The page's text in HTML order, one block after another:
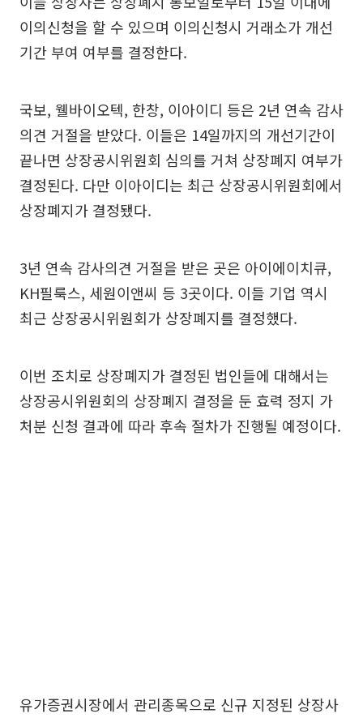
이의신청을 할 수 있으며 이의신청시 거래소가 개선
기간 부여 여부를 결정한다.
국보, 웰바이오텍, 한창, 이아이디 등은 2년 연속 감사
의견 거절을 받았다. 이들은 14일까지의 개선기간이
끝나면 상장공시위원회 심의를 거쳐 상장폐지 여부가
결정된다. 다만 이아이디는 최근 상장공시위원회에서
상장폐지가 결정됐다.
3년 연속 감사의견 거절을 받은 곳은 아이에이치큐,
KH필룩스, 세원이앤씨 등 3곳이다. 이들 기업 역시
최근 상장공시위원회가 상장폐지를 결정했다.
이번 조치로 상장폐지가 결정된 법인들에 대해서는
상장공시위원회의 상장폐지 결정을 둔 효력 정지 가
처분 신청 결과에 따라 후속 절차가 진행될 예정이다.
유가증권시장에서 관리종목으로 신규 지정된 상장사